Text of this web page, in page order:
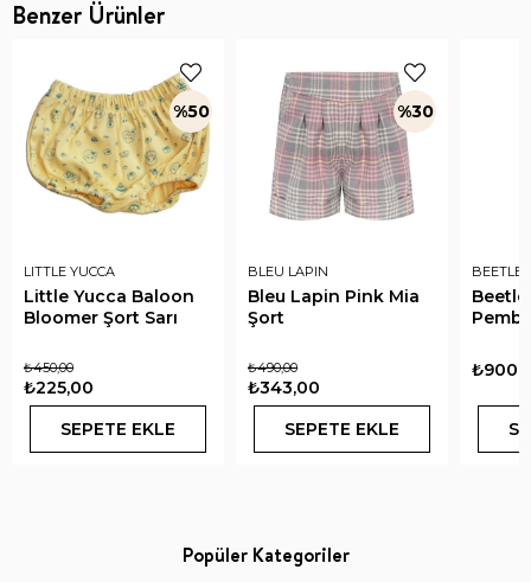
Benzer Ürünler
LITTLE YUCCA
Little Yucca Baloon
Bloomer Şort Sarı
₺225,00
₺450,00
SEPETE EKLE
%50
BLEU LAPIN
Bleu Lapin Pink Mia
Şort
₺343,00
₺490,00
SEPETE EKLE
%30
BEETLE
Popüler Kategoriler